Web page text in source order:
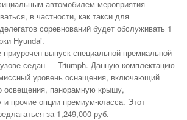
автомобилем мероприятия
в частности, как такси для
соревнований будет обслуживать 1
Hyundai.
приурочен выпуск специальной премиальной
седан — Triumph. Данную комплектацию
уровень оснащения, включающий
освещения, панорамную крышу,
прочие опции премиум-класса. Этот
за 1,249,000 руб.